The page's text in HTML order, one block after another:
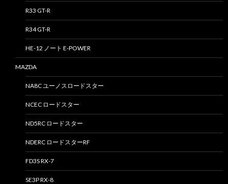
R33 GT-R
R34 GT-R
HE-12 ノート E-POWER
MAZDA
NA8C ユーノスロードスター
NCEC ロードスター
ND5RC ロードスター
NDERC ロードスターRF
FD3S RX-7
SE3P RX-8